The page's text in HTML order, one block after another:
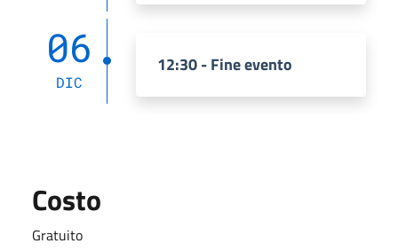
06
DIC
12:30 - Fine evento
Costo
Gratuito